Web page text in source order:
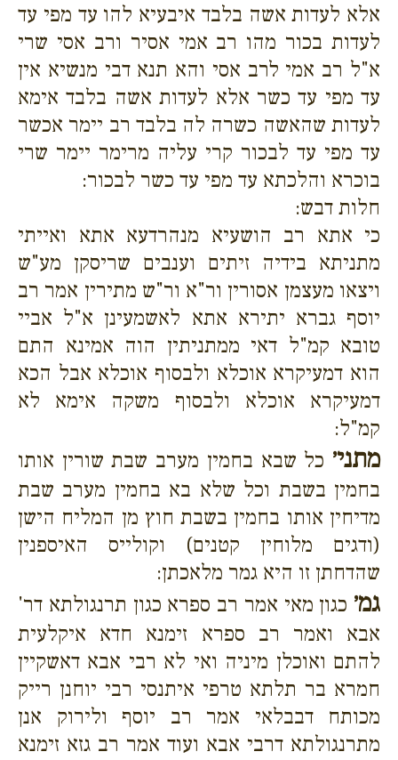
אלא לעדות אשה בלבד איבעיא להו עד מפי עד
לעדות בכור מהו רב אמי אסיר ורב אסי שרי
א"ל רב אמי לרב אסי והא תנא דבי מנשיא אין
עד מפי עד כשר אלא לעדות אשה בלבד אימא
לעדות שהאשה כשרה לה בלבד רב יימר אכשר
עד מפי עד לבכור קרי עליה מרימר יימר שרי
בוכרא והלכתא עד מפי עד כשר לבכור:
חלות דבש:
כי אתא רב הושעיא מנהרדעא אתא ואייתי
מתניתא בידיה זיתים וענבים שריסקן מע"ש
ויצאו מעצמן אסורין ור"א ור"ש מתירין אמר רב
יוסף גברא יתירא אתא לאשמעינן א"ל אביי
טובא קמ"ל דאי ממתניתין הוה אמינא התם
הוא דמעיקרא אוכלא ולבסוף אוכלא אבל הכא
דמעיקרא אוכלא ולבסוף משקה אימא לא
קמ"ל:
מתני׳ כל שבא בחמין מערב שבת שורין אותו
בחמין בשבת וכל שלא בא בחמין מערב שבת
מדיחין אותו בחמין בשבת חוץ מן המליח הישן
(ודגים מלוחין קטנים) וקולייס האיספנין
שהדחתן זו היא גמר מלאכתן:
גמ׳ כגון מאי אמר רב ספרא כגון תרנגולתא דר'
אבא ואמר רב ספרא זימנא חדא איקלעית
להתם ואוכלן מיניה ואי לא רבי אבא דאשקיין
חמרא בר תלתא טרפי איתנסי רבי יוחנן רייק
מכותח דבבלאי אמר רב יוסף ולירוק אנן
מתרנגולתא דרבי אבא ועוד אמר רב גזא זימנא